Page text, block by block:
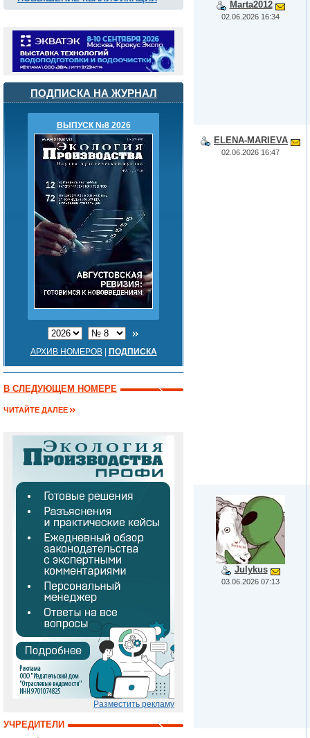
ПОДПИСКА НА ЖУРНАЛ
ВЫПУСК №8 2026
АРХИВ НОМЕРОВ| ПОДПИСКА
В СЛЕДУЮЩЕМ НОМЕРЕ
ЧИТАЙТЕ ДАЛЕЕ
Разместить рекламу
УЧРЕДИТЕЛИ
Marta2012
02.06.2026 16:34
ELENA-MARIEVA
02.06.2026 16:47
Julykus
03.06.2026 07:13